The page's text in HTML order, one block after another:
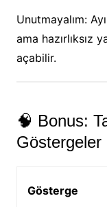
Unutmayalım:
ama hazırlıksız
açabilir.
🧠 Bonus:
Göstergeler
Gösterge